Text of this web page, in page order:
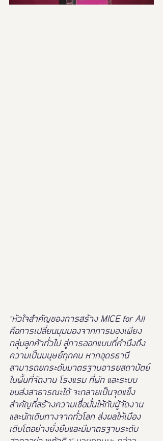
"หัวใจสำคัญของการสร้าง MICE for All
คือการเปลี่ยนมุมมองจากการมองเพียง
กลุ่มลูกค้าทั่วไป สู่การออกแบบที่คำนึงถึง
ความเป็นมนุษย์ทุกคน หากอุดรธานี
สามารถยกระดับมาตรฐานอารยสถาปัตย์
ในพื้นที่จัดงาน โรงแรม ที่พัก และระบบ
ขนส่งสาธารณะได้ จะกลายเป็นจุดแข็ง
สำคัญที่สร้างความเชื่อมั่นให้กับผู้จัดงาน
และนักเดินทางจากทั่วโลก ส่งผลให้เมือง
เติบโตอย่างยั่งยืนและมีมาตรฐานระดับ